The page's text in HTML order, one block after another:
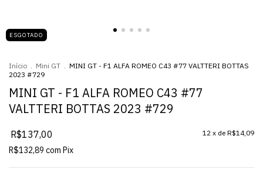
ESGOTADO
Início . Mini GT . MINI GT - F1 ALFA ROMEO C43 #77 VALTTERI BOTTAS
2023 #729
MINI GT - F1 ALFA ROMEO C43 #77
VALTTERI BOTTAS 2023 #729
R$137,00 12 x de R$14,09
R$132,89 com Pix